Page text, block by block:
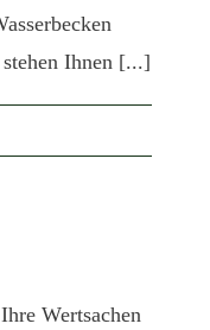
Ihnen [...]
Wertsachen